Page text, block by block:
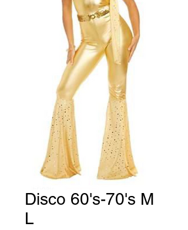
Disco 60's-70's M
L